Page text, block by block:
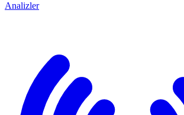
Analizler